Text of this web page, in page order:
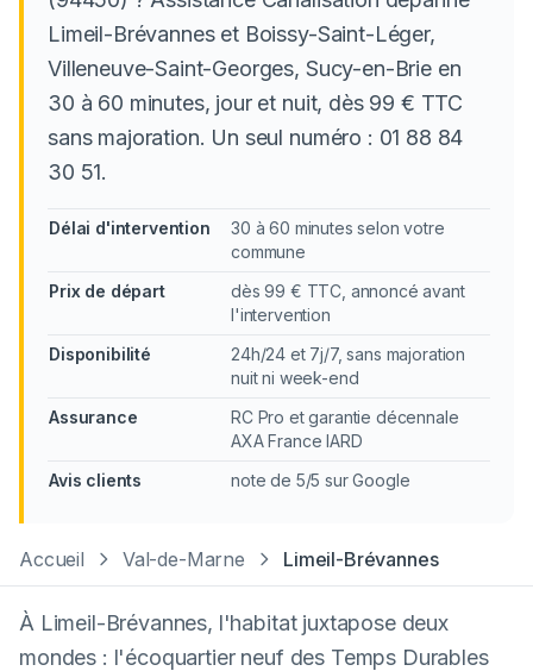
Limeil-Brévannes et Boissy-Saint-Léger,
Villeneuve-Saint-Georges, Sucy-en-Brie en
30 à 60 minutes, jour et nuit, dès 99 € TTC
sans majoration. Un seul numéro : 01 88 84
30 51.
Délai d'intervention
30 à 60 minutes selon votre
commune
Prix de départ
dès 99 € TTC, annoncé avant
l'intervention
Disponibilité
24h/24 et 7j/7, sans majoration
nuit ni week-end
Assurance
RC Pro et garantie décennale
AXA France IARD
Avis clients
note de 5/5 sur Google
Accueil Val-de-Marne Limeil-Brévannes
À Limeil-Brévannes, l'habitat juxtapose deux
mondes : l'écoquartier neuf des Temps Durables